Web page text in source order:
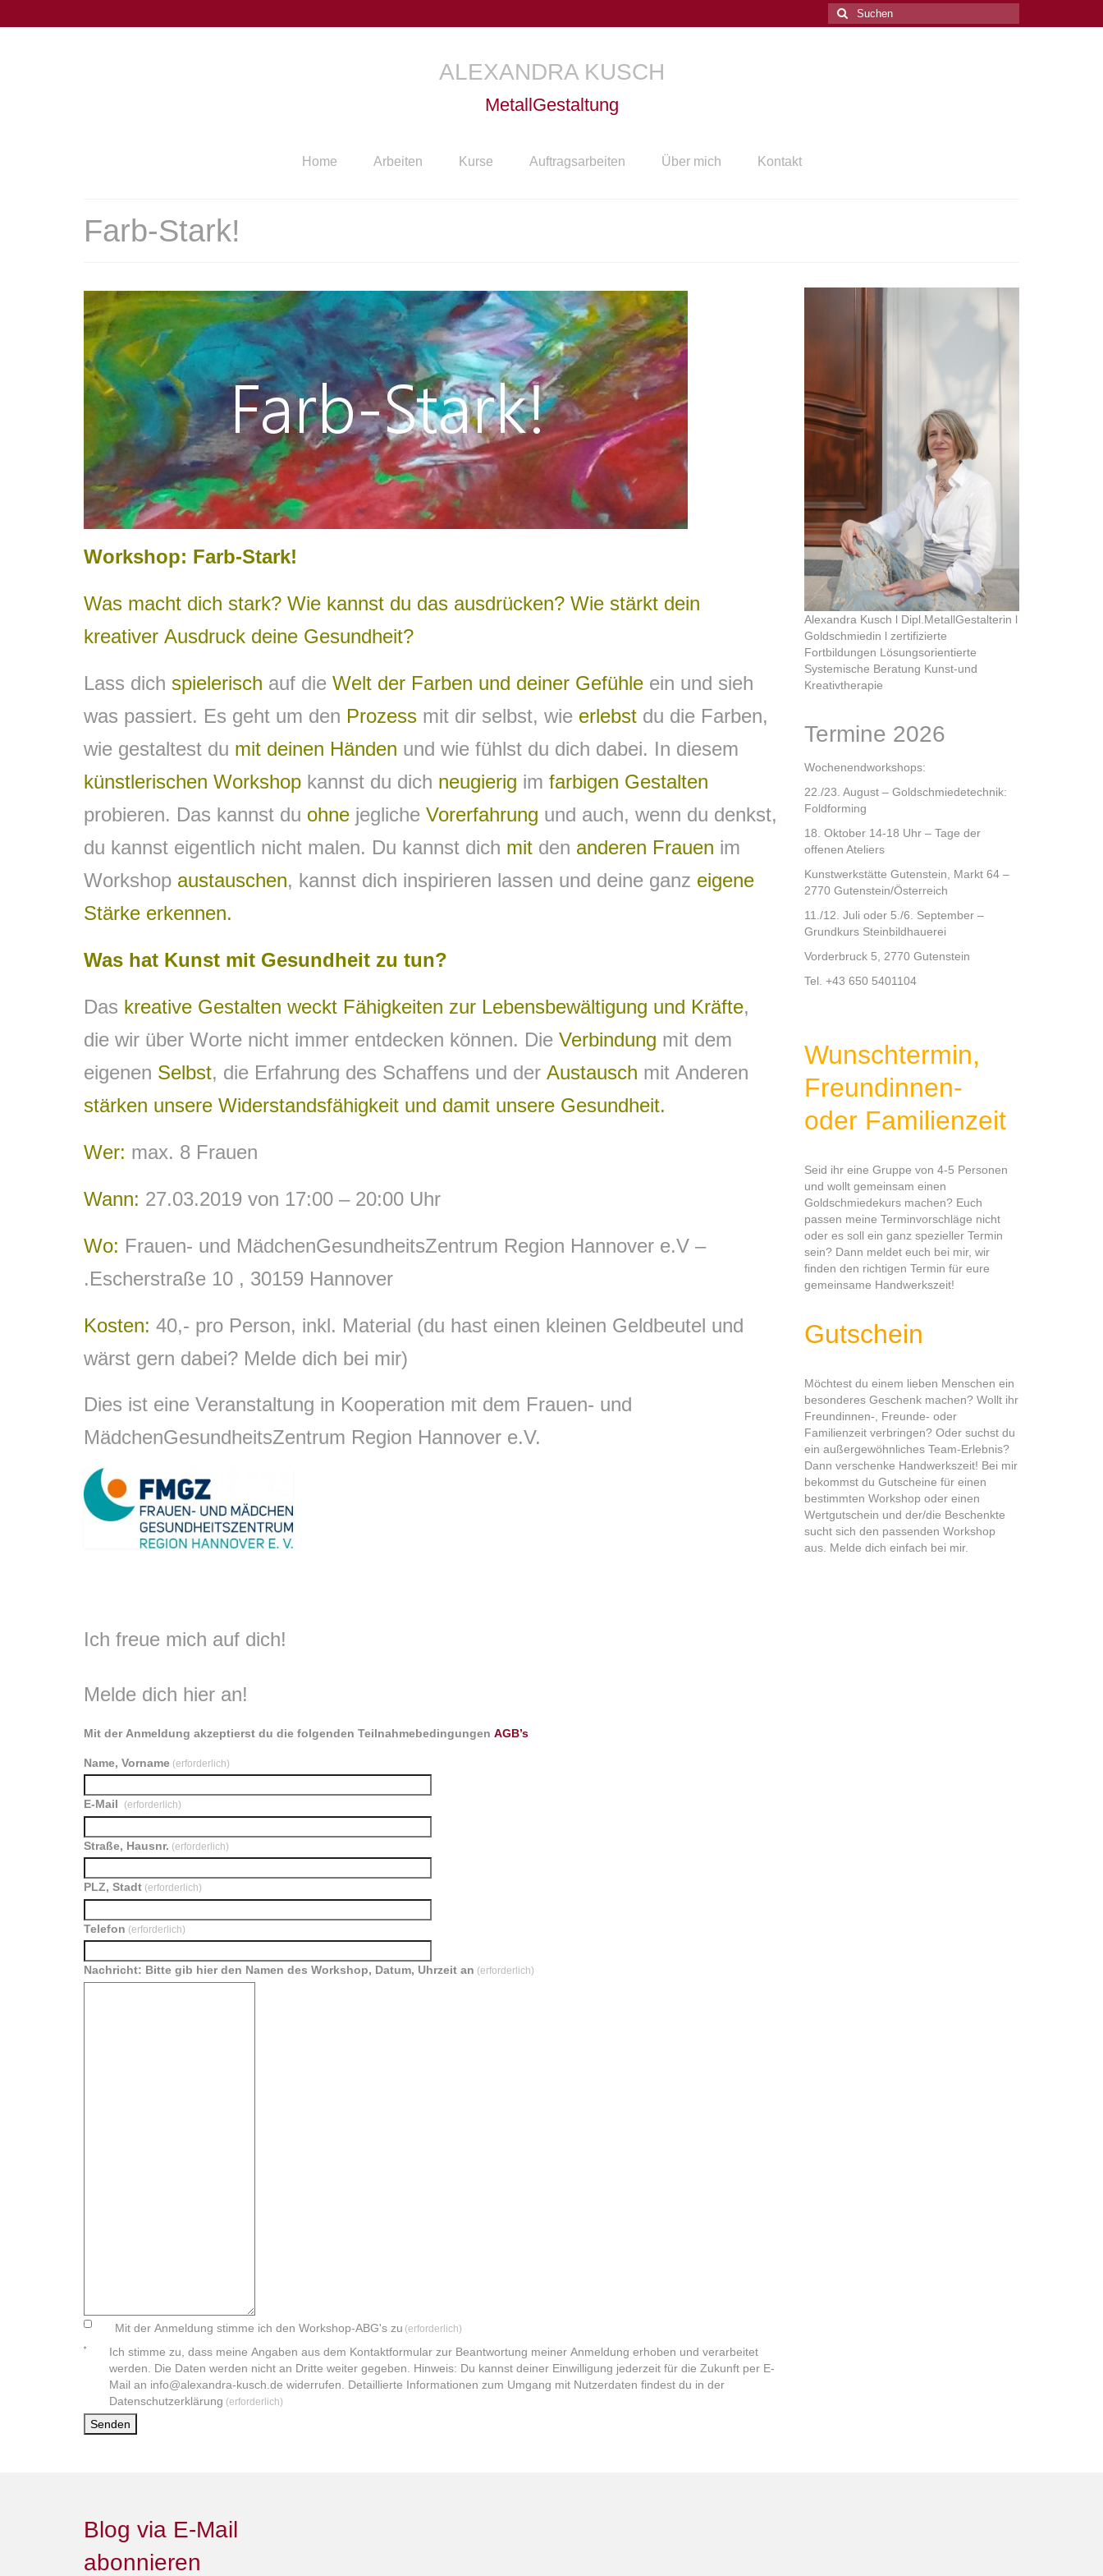
Suchen
nach:
ALEXANDRA KUSCH
MetallGestaltung
Home Arbeiten Kurse Auftragsarbeiten Über mich Kontakt
Farb-Stark!
Workshop: Farb-Stark!
Was macht dich stark? Wie kannst du das ausdrücken? Wie stärkt dein
kreativer Ausdruck deine Gesundheit?
Lass dich spielerisch auf die Welt der Farben und deiner Gefühle ein und sieh
was passiert. Es geht um den Prozess mit dir selbst, wie erlebst du die Farben,
wie gestaltest du mit deinen Händen und wie fühlst du dich dabei. In diesem
künstlerischen Workshop kannst du dich neugierig im farbigen Gestalten
probieren. Das kannst du ohne jegliche Vorerfahrung und auch, wenn du denkst,
du kannst eigentlich nicht malen. Du kannst dich mit den anderen Frauen im
Workshop austauschen, kannst dich inspirieren lassen und deine ganz eigene
Stärke erkennen.
Was hat Kunst mit Gesundheit zu tun?
Das kreative Gestalten weckt Fähigkeiten zur Lebensbewältigung und Kräfte,
die wir über Worte nicht immer entdecken können. Die Verbindung mit dem
eigenen Selbst, die Erfahrung des Schaffens und der Austausch mit Anderen
stärken unsere Widerstandsfähigkeit und damit unsere Gesundheit.
Wer: max. 8 Frauen
Wann: 27.03.2019 von 17:00 – 20:00 Uhr
Wo: Frauen- und MädchenGesundheitsZentrum Region Hannover e.V –
.Escherstraße 10 , 30159 Hannover
Kosten: 40,- pro Person, inkl. Material (du hast einen kleinen Geldbeutel und
wärst gern dabei? Melde dich bei mir)
Dies ist eine Veranstaltung in Kooperation mit dem Frauen- und
MädchenGesundheitsZentrum Region Hannover e.V.
Ich freue mich auf dich!
Melde dich hier an!
Mit der Anmeldung akzeptierst du die folgenden Teilnahmebedingungen AGB’s
Name, Vorname (erforderlich)
E-Mail (erforderlich)
Straße, Hausnr. (erforderlich)
PLZ, Stadt (erforderlich)
Telefon (erforderlich)
Nachricht: Bitte gib hier den Namen des Workshop, Datum, Uhrzeit an (erforderlich)
Mit der Anmeldung stimme ich den Workshop-ABG's zu (erforderlich)
Ich stimme zu, dass meine Angaben aus dem Kontaktformular zur Beantwortung meiner Anmeldung erhoben und verarbeitet
werden. Die Daten werden nicht an Dritte weiter gegeben. Hinweis: Du kannst deiner Einwilligung jederzeit für die Zukunft per E-
Mail an info@alexandra-kusch.de widerrufen. Detaillierte Informationen zum Umgang mit Nutzerdaten findest du in der
Datenschutzerklärung (erforderlich)
Senden
Alexandra Kusch l Dipl.MetallGestalterin l
Goldschmiedin l zertifizierte
Fortbildungen Lösungsorientierte
Systemische Beratung Kunst-und
Kreativtherapie
Termine 2026
Wochenendworkshops:
22./23. August – Goldschmiedetechnik:
Foldforming
18. Oktober 14-18 Uhr – Tage der
offenen Ateliers
Kunstwerkstätte Gutenstein, Markt 64 –
2770 Gutenstein/Österreich
11./12. Juli oder 5./6. September –
Grundkurs Steinbildhauerei
Vorderbruck 5, 2770 Gutenstein
Tel. +43 650 5401104
Wunschtermin,
Freundinnen-
oder Familienzeit
Seid ihr eine Gruppe von 4-5 Personen
und wollt gemeinsam einen
Goldschmiedekurs machen? Euch
passen meine Terminvorschläge nicht
oder es soll ein ganz spezieller Termin
sein? Dann meldet euch bei mir, wir
finden den richtigen Termin für eure
gemeinsame Handwerkszeit!
Gutschein
Möchtest du einem lieben Menschen ein
besonderes Geschenk machen? Wollt ihr
Freundinnen-, Freunde- oder
Familienzeit verbringen? Oder suchst du
ein außergewöhnliches Team-Erlebnis?
Dann verschenke Handwerkszeit! Bei mir
bekommst du Gutscheine für einen
bestimmten Workshop oder einen
Wertgutschein und der/die Beschenkte
sucht sich den passenden Workshop
aus. Melde dich einfach bei mir.
Blog via E-Mail
abonnieren